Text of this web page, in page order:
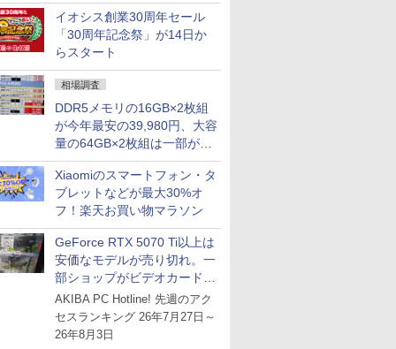
との価格逆転解消 [8月前半の
CPU価格]
イオシス創業30周年セール
「30周年記念祭」が14日か
らスタート
相場調査
DDR5メモリの16GB×2枚組
が今年最安の39,980円、大容
量の64GB×2枚組は一部が続
騰 [8月前半のメモリ価格]
Xiaomiのスマートフォン・タ
ブレットなどが最大30%オ
フ！楽天お買い物マラソン
GeForce RTX 5070 Ti以上は
安価なモデルが売り切れ。一
部ショップがビデオカードの
購入制限を実施したニュース
が注目を集める
AKIBA PC Hotline! 先週のアク
セスランキング 26年7月27日～
26年8月3日